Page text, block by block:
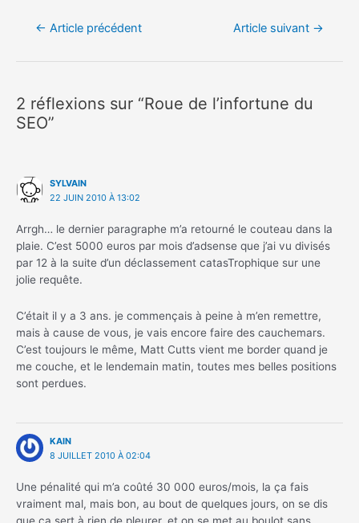
Navigation
← Article précédent Article suivant →
2 réflexions sur “Roue de l’infortune du
SEO”
SYLVAIN
22 JUIN 2010 À 13:02
Arrgh… le dernier paragraphe m’a retourné le couteau dans la
plaie. C’est 5000 euros par mois d’adsense que j’ai vu divisés
par 12 à la suite d’un déclassement catasTrophique sur une
jolie requête.
C’était il y a 3 ans. je commençais à peine à m’en remettre,
mais à cause de vous, je vais encore faire des cauchemars.
C’est toujours le même, Matt Cutts vient me border quand je
me couche, et le lendemain matin, toutes mes belles positions
sont perdues.
KAIN
8 JUILLET 2010 À 02:04
Une pénalité qui m’a coûté 30 000 euros/mois, la ça fais
vraiment mal, mais bon, au bout de quelques jours, on se dis